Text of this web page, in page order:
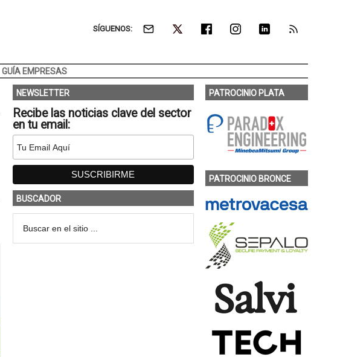
SÍGUENOS:
GUÍA EMPRESAS
NEWSLETTER
Recibe las noticias clave del sector
en tu email:
BUSCADOR
PATROCINIO PLATA
PATROCINIO BRONCE